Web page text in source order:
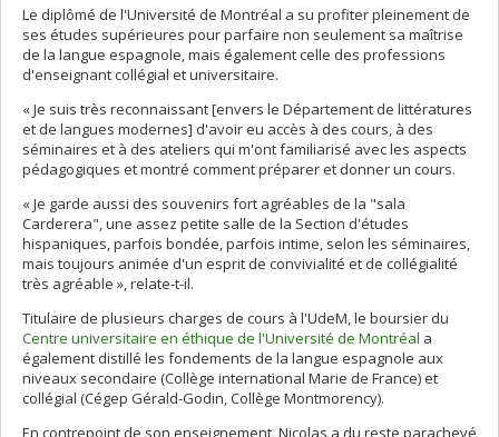
Le diplômé de l'Université de Montréal a su profiter pleinement de
ses études supérieures pour parfaire non seulement sa maîtrise
de la langue espagnole, mais également celle des professions
d'enseignant collégial et universitaire.
« Je suis très reconnaissant [envers le Département de littératures
et de langues modernes] d'avoir eu accès à des cours, à des
séminaires et à des ateliers qui m'ont familiarisé avec les aspects
pédagogiques et montré comment préparer et donner un cours.
« Je garde aussi des souvenirs fort agréables de la "sala
Carderera", une assez petite salle de la Section d'études
hispaniques, parfois bondée, parfois intime, selon les séminaires,
mais toujours animée d'un esprit de convivialité et de collégialité
très agréable », relate-t-il.
Titulaire de plusieurs charges de cours à l'UdeM, le boursier du
Centre universitaire en éthique de l'Université de Montréal a
également distillé les fondements de la langue espagnole aux
niveaux secondaire (Collège international Marie de France) et
collégial (Cégep Gérald-Godin, Collège Montmorency).